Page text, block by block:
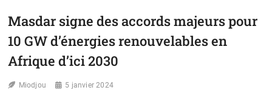
Masdar signe des accords majeurs pour
10 GW d’énergies renouvelables en
Afrique d’ici 2030
Miodjou 5 janvier 2024